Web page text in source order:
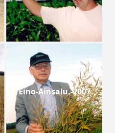
Eino-Ainsalu.-2007